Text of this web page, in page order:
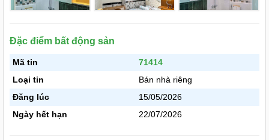
Đặc điểm bất động sản
Mã tin
71414
Loại tin
Bán nhà riêng
Đăng lúc
15/05/2026
Ngày hết hạn
22/07/2026